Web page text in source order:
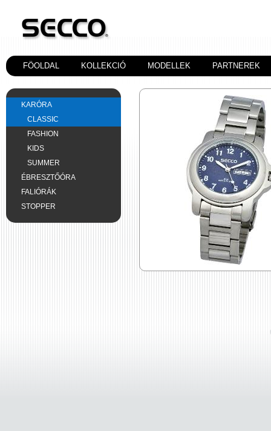
FÖOLDAL KOLLEKCIÓ MODELLEK PARTNEREK
KARÓRA
CLASSIC
FASHION
KIDS
SUMMER
ÉBRESZTŐÓRA
FALIÓRÁK
STOPPER